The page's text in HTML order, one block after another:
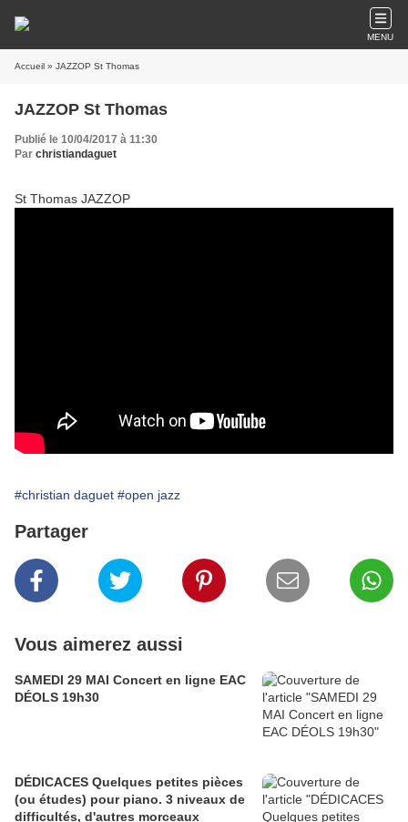
MENU
Accueil » JAZZOP St Thomas
JAZZOP St Thomas
Publié le 10/04/2017 à 11:30
Par christiandaguet
St Thomas JAZZOP
#christian daguet #open jazz
Partager
Vous aimerez aussi
SAMEDI 29 MAI Concert en ligne EAC
DÉOLS 19h30
DÉDICACES Quelques petites pièces
(ou études) pour piano. 3 niveaux de
difficultés, d'autres morceaux